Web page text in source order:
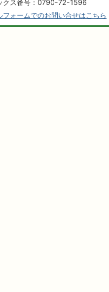
クス番号：0790-72-1596
フォームでのお問い合せはこちら